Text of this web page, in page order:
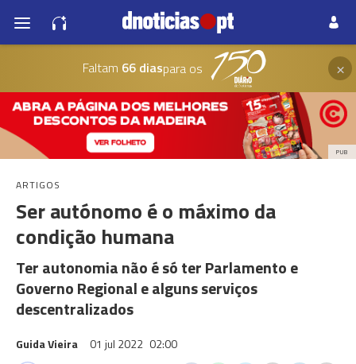
Faltam 66 diaspara os ×
PUB
ARTIGOS
Ser autónomo é o máximo da
condição humana
Ter autonomia não é só ter Parlamento e
Governo Regional e alguns serviços
descentralizados
Guida Vieira 01 jul 2022 02:00